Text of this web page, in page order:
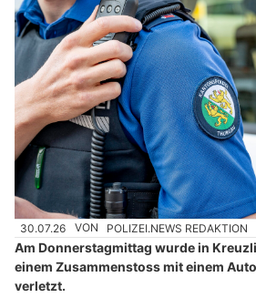
30.07.26 VON POLIZEI.NEWS REDAKTION
Am Donnerstagmittag wurde in
einem Zusammenstoss mit einem
verletzt.